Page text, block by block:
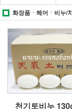
화장품ㆍ헤어ㆍ비누/
천기토비누